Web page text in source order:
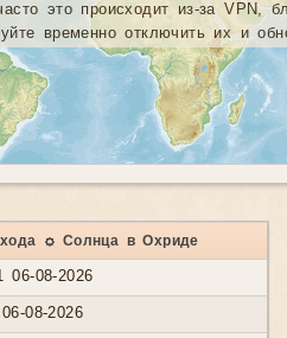
это происходит из-за VPN,
временно отключить их и
☼ Солнца в Охриде
08-2026
08-2026